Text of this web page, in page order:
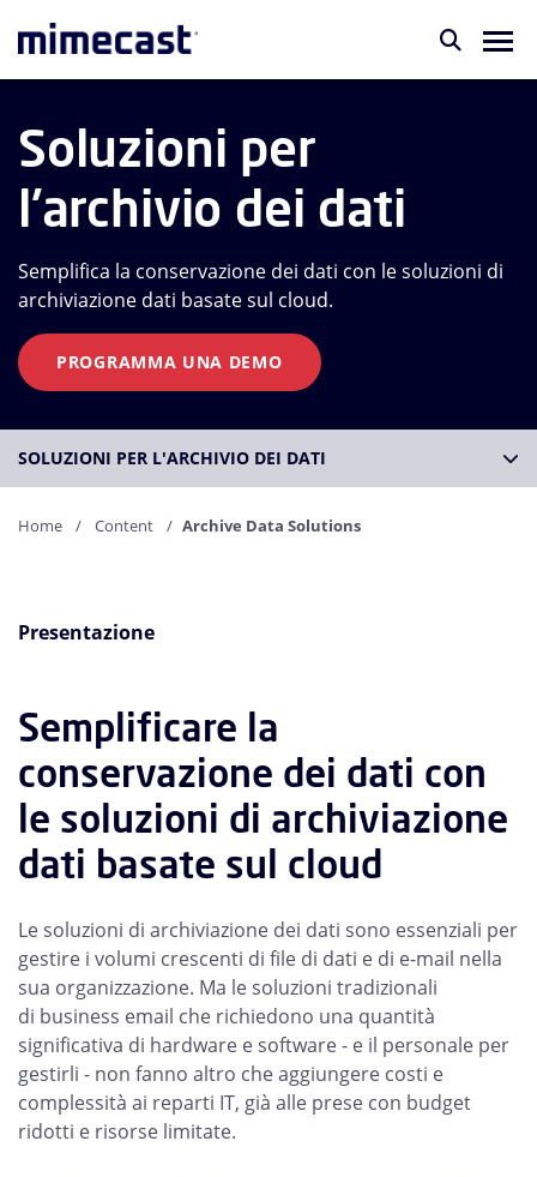
Soluzioni per
l'archivio dei dati
Semplifica la conservazione dei dati con le soluzioni di
archiviazione dati basate sul cloud.
PROGRAMMA UNA DEMO
SOLUZIONI PER L'ARCHIVIO DEI DATI
Home Content Archive Data Solutions
Presentazione
Semplificare la
conservazione dei dati con
le soluzioni di archiviazione
dati basate sul cloud
Le soluzioni di archiviazione dei dati sono essenziali per
gestire i volumi crescenti di file di dati e di e-mail nella
sua organizzazione. Ma le soluzioni tradizionali
di business email che richiedono una quantità
significativa di hardware e software - e il personale per
gestirli - non fanno altro che aggiungere costi e
complessità ai reparti IT, già alle prese con budget
ridotti e risorse limitate.